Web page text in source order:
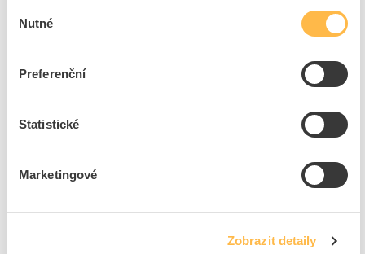
souhlasu
Nutné
Preferenční
Statistické
Marketingové
Zobrazit detaily
ks do košíku